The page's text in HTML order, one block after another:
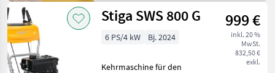
Garten /
Stiga
Stiga SWS 800 G 999 €
inkl. 20 %
MwSt.
832,50 €
exkl.
6 PS/4 kW Bj. 2024
Kehrmaschine für den